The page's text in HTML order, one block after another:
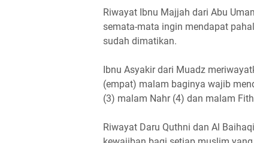
Riwayat Ibnu Majjah dari Abu
semata-mata ingin mendapat
sudah dimatikan.
Ibnu Asyakir dari Muadz
(empat) malam baginya wajib
(3) malam Nahr (4) dan malam
Riwayat Daru Quthni dan Al